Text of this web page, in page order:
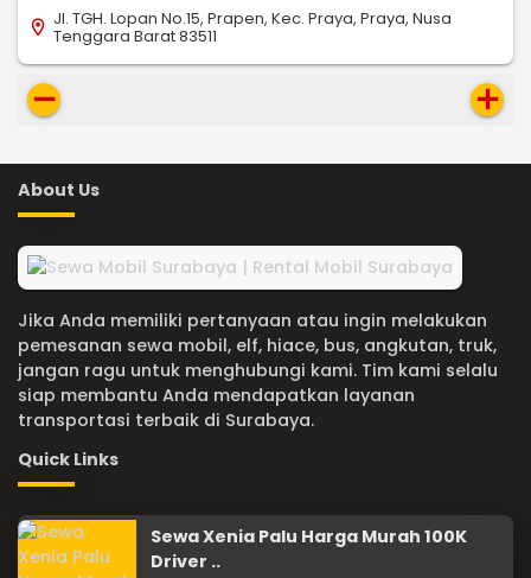
location_on Jl. TGH. Lopan No.15, Prapen, Kec. Praya, Praya, Nusa
Tenggara Barat 83511
remove add
About Us
Jika Anda memiliki pertanyaan atau ingin melakukan
pemesanan sewa mobil, elf, hiace, bus, angkutan, truk,
jangan ragu untuk menghubungi kami. Tim kami selalu
siap membantu Anda mendapatkan layanan
transportasi terbaik di Surabaya.
Quick Links
Sewa Xenia Palu Harga Murah 100K
Driver ..